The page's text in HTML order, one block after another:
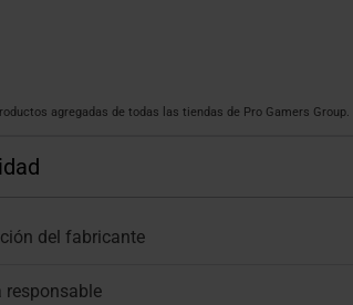
agregadas de todas las tiendas de Pro Gamers Group.
del fabricante
responsable